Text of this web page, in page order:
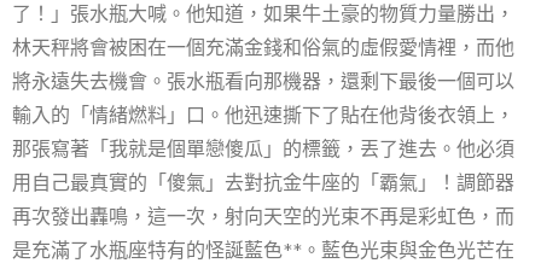
了！」張水瓶大喊。他知道，如果牛土豪的物質力量勝出，
林天秤將會被困在一個充滿金錢和俗氣的虛假愛情裡，而他
將永遠失去機會。張水瓶看向那機器，還剩下最後一個可以
輸入的「情緒燃料」口。他迅速撕下了貼在他背後衣領上，
那張寫著「我就是個單戀傻瓜」的標籤，丟了進去。他必須
用自己最真實的「傻氣」去對抗金牛座的「霸氣」！調節器
再次發出轟鳴，這一次，射向天空的光束不再是彩虹色，而
是充滿了水瓶座特有的怪誕藍色**。藍色光束與金色光芒在